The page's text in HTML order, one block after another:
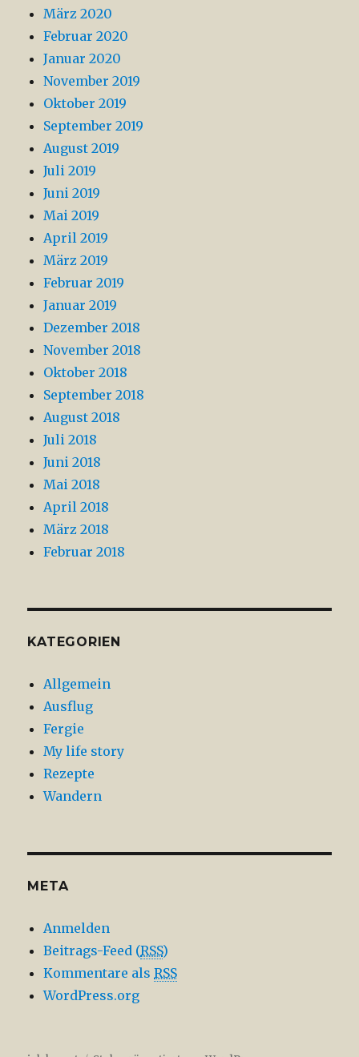
März 2020
Februar 2020
Januar 2020
November 2019
Oktober 2019
September 2019
August 2019
Juli 2019
Juni 2019
Mai 2019
April 2019
März 2019
Februar 2019
Januar 2019
Dezember 2018
November 2018
Oktober 2018
September 2018
August 2018
Juli 2018
Juni 2018
Mai 2018
April 2018
März 2018
Februar 2018
KATEGORIEN
Allgemein
Ausflug
Fergie
My life story
Rezepte
Wandern
META
Anmelden
Beitrags-Feed (RSS)
Kommentare alsRSS
WordPress.org